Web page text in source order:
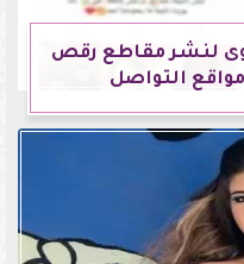
لنشر مقاطع رقص
التواصل